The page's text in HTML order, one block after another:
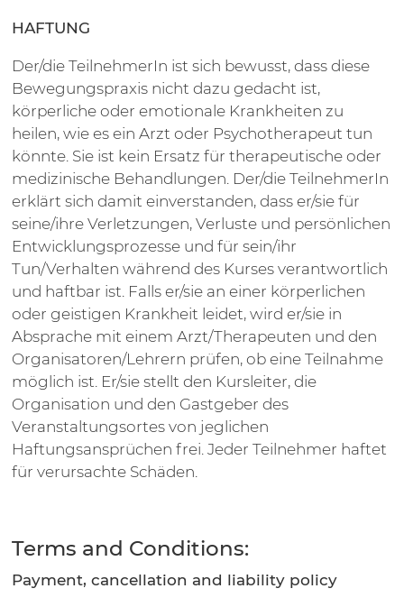
HAFTUNG
Der/die TeilnehmerIn ist sich bewusst, dass diese
Bewegungspraxis nicht dazu gedacht ist,
körperliche oder emotionale Krankheiten zu
heilen, wie es ein Arzt oder Psychotherapeut tun
könnte. Sie ist kein Ersatz für therapeutische oder
medizinische Behandlungen. Der/die TeilnehmerIn
erklärt sich damit einverstanden, dass er/sie für
seine/ihre Verletzungen, Verluste und persönlichen
Entwicklungsprozesse und für sein/ihr
Tun/Verhalten während des Kurses verantwortlich
und haftbar ist. Falls er/sie an einer körperlichen
oder geistigen Krankheit leidet, wird er/sie in
Absprache mit einem Arzt/Therapeuten und den
Organisatoren/Lehrern prüfen, ob eine Teilnahme
möglich ist. Er/sie stellt den Kursleiter, die
Organisation und den Gastgeber des
Veranstaltungsortes von jeglichen
Haftungsansprüchen frei. Jeder Teilnehmer haftet
für verursachte Schäden.
Terms and Conditions:
Payment, cancellation and liability policy